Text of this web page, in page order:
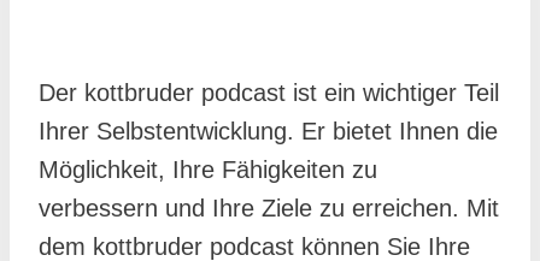
Der kottbruder podcast ist ein wichtiger Teil
Ihrer Selbstentwicklung. Er bietet Ihnen die
Möglichkeit, Ihre Fähigkeiten zu
verbessern und Ihre Ziele zu erreichen. Mit
dem kottbruder podcast können Sie Ihre